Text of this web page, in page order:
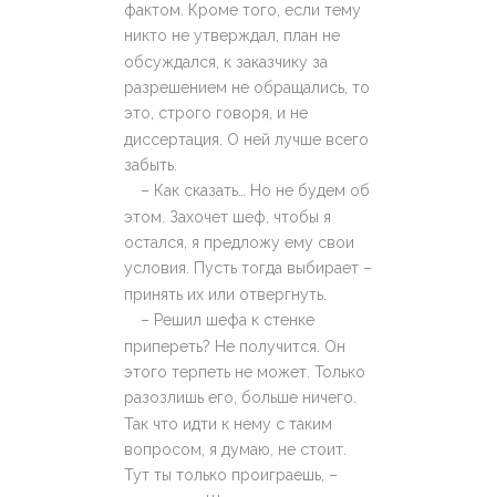
фактом. Кроме того, если тему
никто не утверждал, план не
обсуждался, к заказчику за
разрешением не обращались, то
это, строго говоря, и не
диссертация. О ней лучше всего
забыть.
– Как сказать… Но не будем об
этом. Захочет шеф, чтобы я
остался, я предложу ему свои
условия. Пусть тогда выбирает –
принять их или отвергнуть.
– Решил шефа к стенке
припереть? Не получится. Он
этого терпеть не может. Только
разозлишь его, больше ничего.
Так что идти к нему с таким
вопросом, я думаю, не стоит.
Тут ты только проиграешь, –